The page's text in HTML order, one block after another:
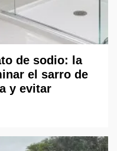
de sodio: la
el sarro de
y evitar